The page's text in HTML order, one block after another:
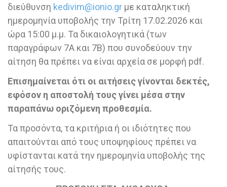
διεύθυνση kedivim@ionio.gr με καταληκτική
ημερομηνία υποβολής την Τρίτη 17.02.2026 και
ώρα 15:00 μ.μ. Τα δικαιολογητικά (των
παραγράφων 7Α και 7Β) που συνοδεύουν την
αίτηση θα πρέπει να είναι αρχεία σε μορφή pdf.
Επισημαίνεται ότι οι αιτήσεις γίνονται δεκτές,
εφόσον η αποστολή τους γίνει μέσα στην
παραπάνω οριζόμενη προθεσμία.
Τα προσόντα, τα κριτήρια ή οι ιδιότητες που
απαιτούνται από τους υποψηφίους πρέπει να
υφίστανται κατά την ημερομηνία υποβολής της
αίτησής τους.